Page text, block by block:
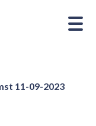
11-09-2023